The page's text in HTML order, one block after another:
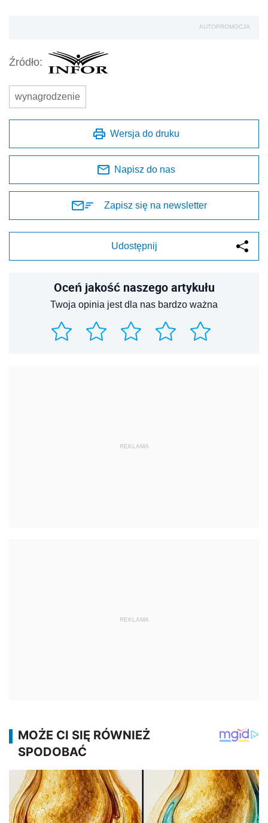
AUTOPROMOCJA
Źródło:
wynagrodzenie
Wersja do druku
Napisz do nas
Zapisz się na newsletter
Udostępnij
Oceń jakość naszego artykułu
Twoja opinia jest dla nas bardzo ważna
REKLAMA
REKLAMA